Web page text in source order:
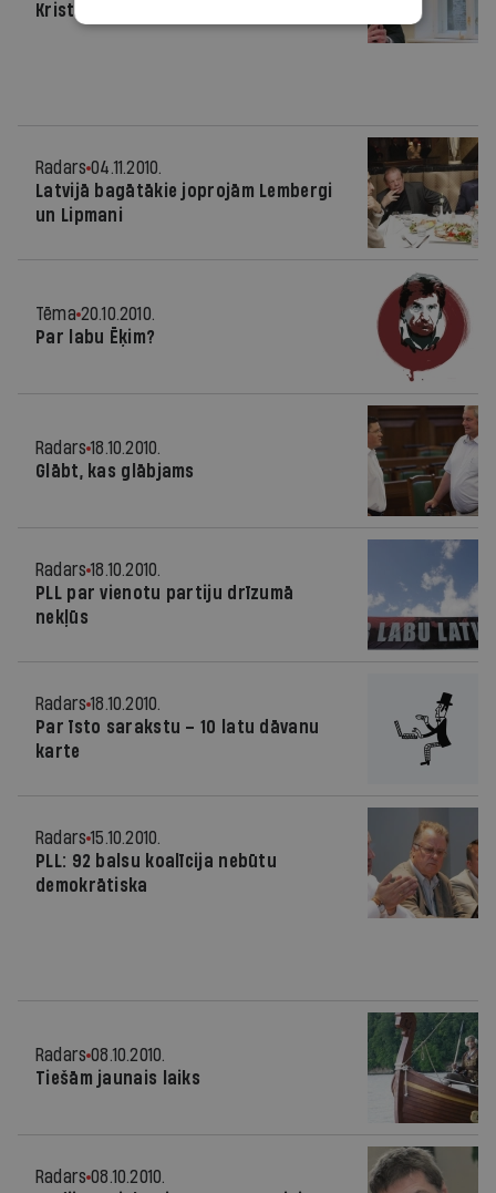
Kristovskim
Radars 04.11.2010.
Latvijā bagātākie joprojām Lembergi
un Lipmani
Tēma 20.10.2010.
Par labu Ēķim?
Radars 18.10.2010.
Glābt, kas glābjams
Radars 18.10.2010.
PLL par vienotu partiju drīzumā
nekļūs
Radars 18.10.2010.
Par īsto sarakstu – 10 latu dāvanu
karte
Radars 15.10.2010.
PLL: 92 balsu koalīcija nebūtu
demokrātiska
Radars 08.10.2010.
Tiešām jaunais laiks
Radars 08.10.2010.